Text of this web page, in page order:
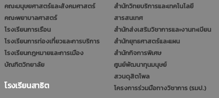
คณะมนุษยศาสตร์และสังคมศาสตร์
คณะพยาบาลศาสตร์
โรงเรียนการเรือน
โรงเรียนการท่องเที่ยวและการบริการ
โรงเรียนกฎหมายและการเมือง
บัณฑิตวิทยาลัย
โรงเรียนสาธิต
สำนักวิทยบริการและเทคโนโลยี
สารสนเทศ
สำนักส่งเสริมวิชาการและงานทะเบียน
สำนักยุทธศาสตร์และแผน
สำนักกิจการพิเศษ
ศูนย์พัฒนาทุนมนุษย์
สวนดุสิตโพล
โครงการร่วมมือทางวิชาการ (รมป.)